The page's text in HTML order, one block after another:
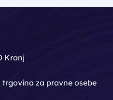
Kranj
za pravne osebe